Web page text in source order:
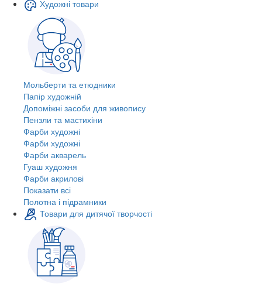
Художні товари
Мольберти та етюдники
Папір художній
Допоміжні засоби для живопису
Пензли та мастихіни
Фарби художні
Фарби художні
Фарби акварель
Гуаш художня
Фарби акрилові
Показати всі
Полотна і підрамники
Товари для дитячої творчості